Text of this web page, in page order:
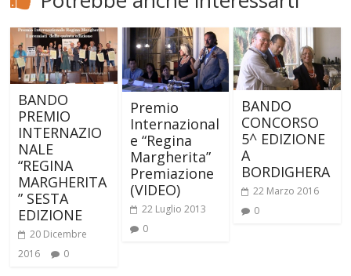
BANDO
PREMIO
INTERNAZIO
NALE
“REGINA
MARGHERITA
” SESTA
EDIZIONE
20 Dicembre
2016
0
Premio
Internazional
e “Regina
Margherita”
Premiazione
(VIDEO)
22 Luglio 2013
0
BANDO
CONCORSO
5^ EDIZIONE
A
BORDIGHERA
22 Marzo 2016
0